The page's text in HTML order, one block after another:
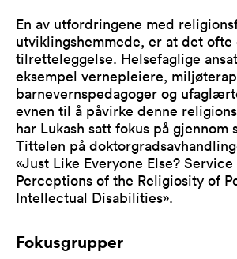
En av utfordringene med
utviklingshemmede, er at det
tilretteleggelse. Helsefaglige
eksempel vernepleiere,
barnevernspedagoger og
evnen til å påvirke denne
har Lukash satt fokus på gjennom
Tittelen på
«Just Like Everyone Else? Service
Perceptions of the Religiosity of
Intellectual Disabilities».
Fokusgrupper